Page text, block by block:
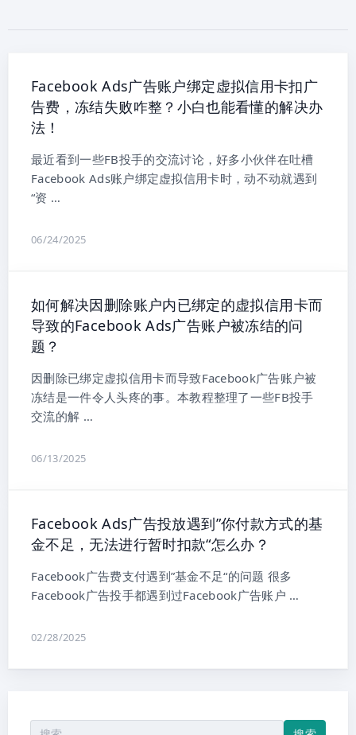
Facebook Ads广告账户绑定虚拟信用卡扣广
告费，冻结失败咋整？小白也能看懂的解决办
法！
最近看到一些FB投手的交流讨论，好多小伙伴在吐槽
Facebook Ads账户绑定虚拟信用卡时，动不动就遇到
“资 …
06/24/2025
如何解决因删除账户内已绑定的虚拟信用卡而
导致的Facebook Ads广告账户被冻结的问
题？
因删除已绑定虚拟信用卡而导致Facebook广告账户被
冻结是一件令人头疼的事。本教程整理了一些FB投手
交流的解 …
06/13/2025
Facebook Ads广告投放遇到”你付款方式的基
金不足，无法进行暂时扣款“怎么办？
Facebook广告费支付遇到”基金不足“的问题 很多
Facebook广告投手都遇到过Facebook广告账户 …
02/28/2025